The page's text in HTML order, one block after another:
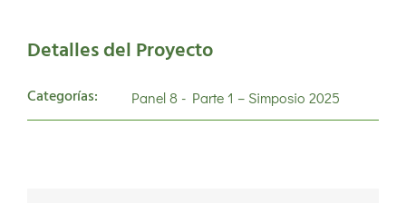
Detalles del Proyecto
Categorías: Panel 8 - Parte 1 – Simposio 2025